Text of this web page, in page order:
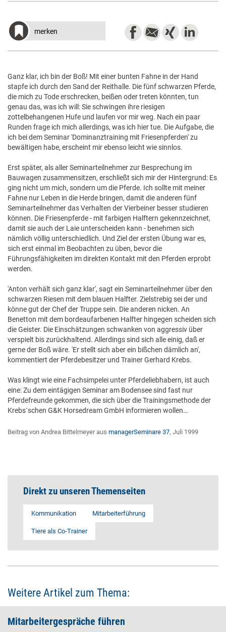
merken
Ganz klar, ich bin der Boß! Mit einer bunten Fahne in der Hand
stapfe ich durch den Sand der Reithalle. Die fünf schwarzen Pferde,
die mich zu Tode erschrecken, beißen oder treten könnten, tun
genau das, was ich will: Sie schwingen ihre riesigen
zottelbehangenen Hufe und laufen vor mir weg. Nach ein paar
Runden frage ich mich allerdings, was ich hier tue. Die Aufgabe, die
ich bei dem Seminar 'Dominanztraining mit Friesenpferden' zu
bewältigen habe, erscheint mir ebenso leicht wie sinnlos.
Erst später, als aller Seminarteilnehmer zur Besprechung im
Bauwagen zusammensitzen, erschließt sich mir der Hintergrund: Es
ging nicht um mich, sondern um die Pferde. Ich sollte mit meiner
Fahne nur Leben in die Herde bringen, damit die anderen fünf
Seminarteilnehmer das Verhalten der Vierbeiner besser studieren
können. Die Friesenpferde - mit farbigen Halftern gekennzeichnet,
damit sie auch der Laie unterscheiden kann - benehmen sich
nämlich völlig unterschiedlich. Und Ziel der ersten Übung war es,
sich erst einmal im Beobachten zu üben, bevor die
Führungsfähigkeiten im direkten Kontakt mit den Pferden erprobt
werden.
'Anton verhält sich ganz klar', sagt ein Seminarteilnehmer über den
schwarzen Riesen mit dem blauen Halfter. Zielstrebig sei der und
könne gut der Chef der Truppe sein. Die anderen nicken. An
Benetton mit dem bordeaufarbenen Halfter hingegen scheiden sich
die Geister. Die Einschätzungen schwanken von aggressiv über
verspielt bis zurückhaltend. Allerdings sind sich alle einig, daß er
gerne der Boß wäre. 'Er stellt sich aber ein bißchen dämlich an',
kommentiert der Pferdebesitzer und Trainer Gerhard Krebs.
Was klingt wie eine Fachsimpelei unter Pferdeliebhabern, ist auch
eine: Zu dem eintägigen Seminar am Bodensee sind fast nur
Pferdefreunde gekommen, die sich über die Trainingsmethode der
Krebs`schen G&K Horsedream GmbH informieren wollen…
Beitrag von Andrea Bittelmeyer aus managerSeminare 37, Juli 1999
Direkt zu unseren Themenseiten
Kommunikation Mitarbeiterführung
Tiere als Co-Trainer
Weitere Artikel zum Thema:
Mitarbeitergespräche führen